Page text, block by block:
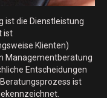
ist die Dienstleistung
ist
Klienten)
Managementberatung
Entscheidungen
ist